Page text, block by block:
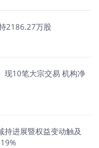
2186.27万股
现10笔大宗交易 机构净
进展暨权益变动触及